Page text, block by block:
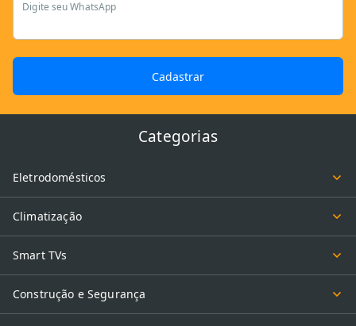
Digite seu WhatsApp
Cadastrar
Categorias
Eletrodomésticos
Climatização
Smart TVs
Construção e Segurança